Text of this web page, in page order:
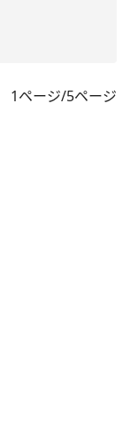
1ページ/5ページ